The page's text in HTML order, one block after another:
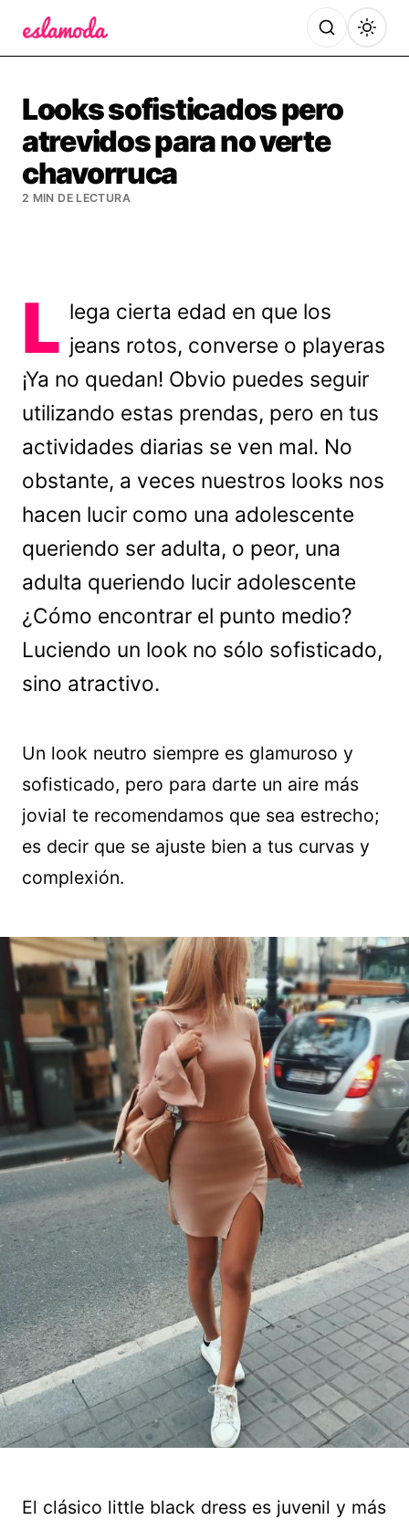
Looks sofisticados pero
atrevidos para no verte
chavorruca
2 MIN DE LECTURA
L lega cierta edad en que los
jeans rotos, converse o playeras
¡Ya no quedan! Obvio puedes seguir
utilizando estas prendas, pero en tus
actividades diarias se ven mal. No
obstante, a veces nuestros looks nos
hacen lucir como una adolescente
queriendo ser adulta, o peor, una
adulta queriendo lucir adolescente
¿Cómo encontrar el punto medio?
Luciendo un look no sólo sofisticado,
sino atractivo.
Un look neutro siempre es glamuroso y
sofisticado, pero para darte un aire más
jovial te recomendamos que sea estrecho;
es decir que se ajuste bien a tus curvas y
complexión.
El clásico little black dress es juvenil y más